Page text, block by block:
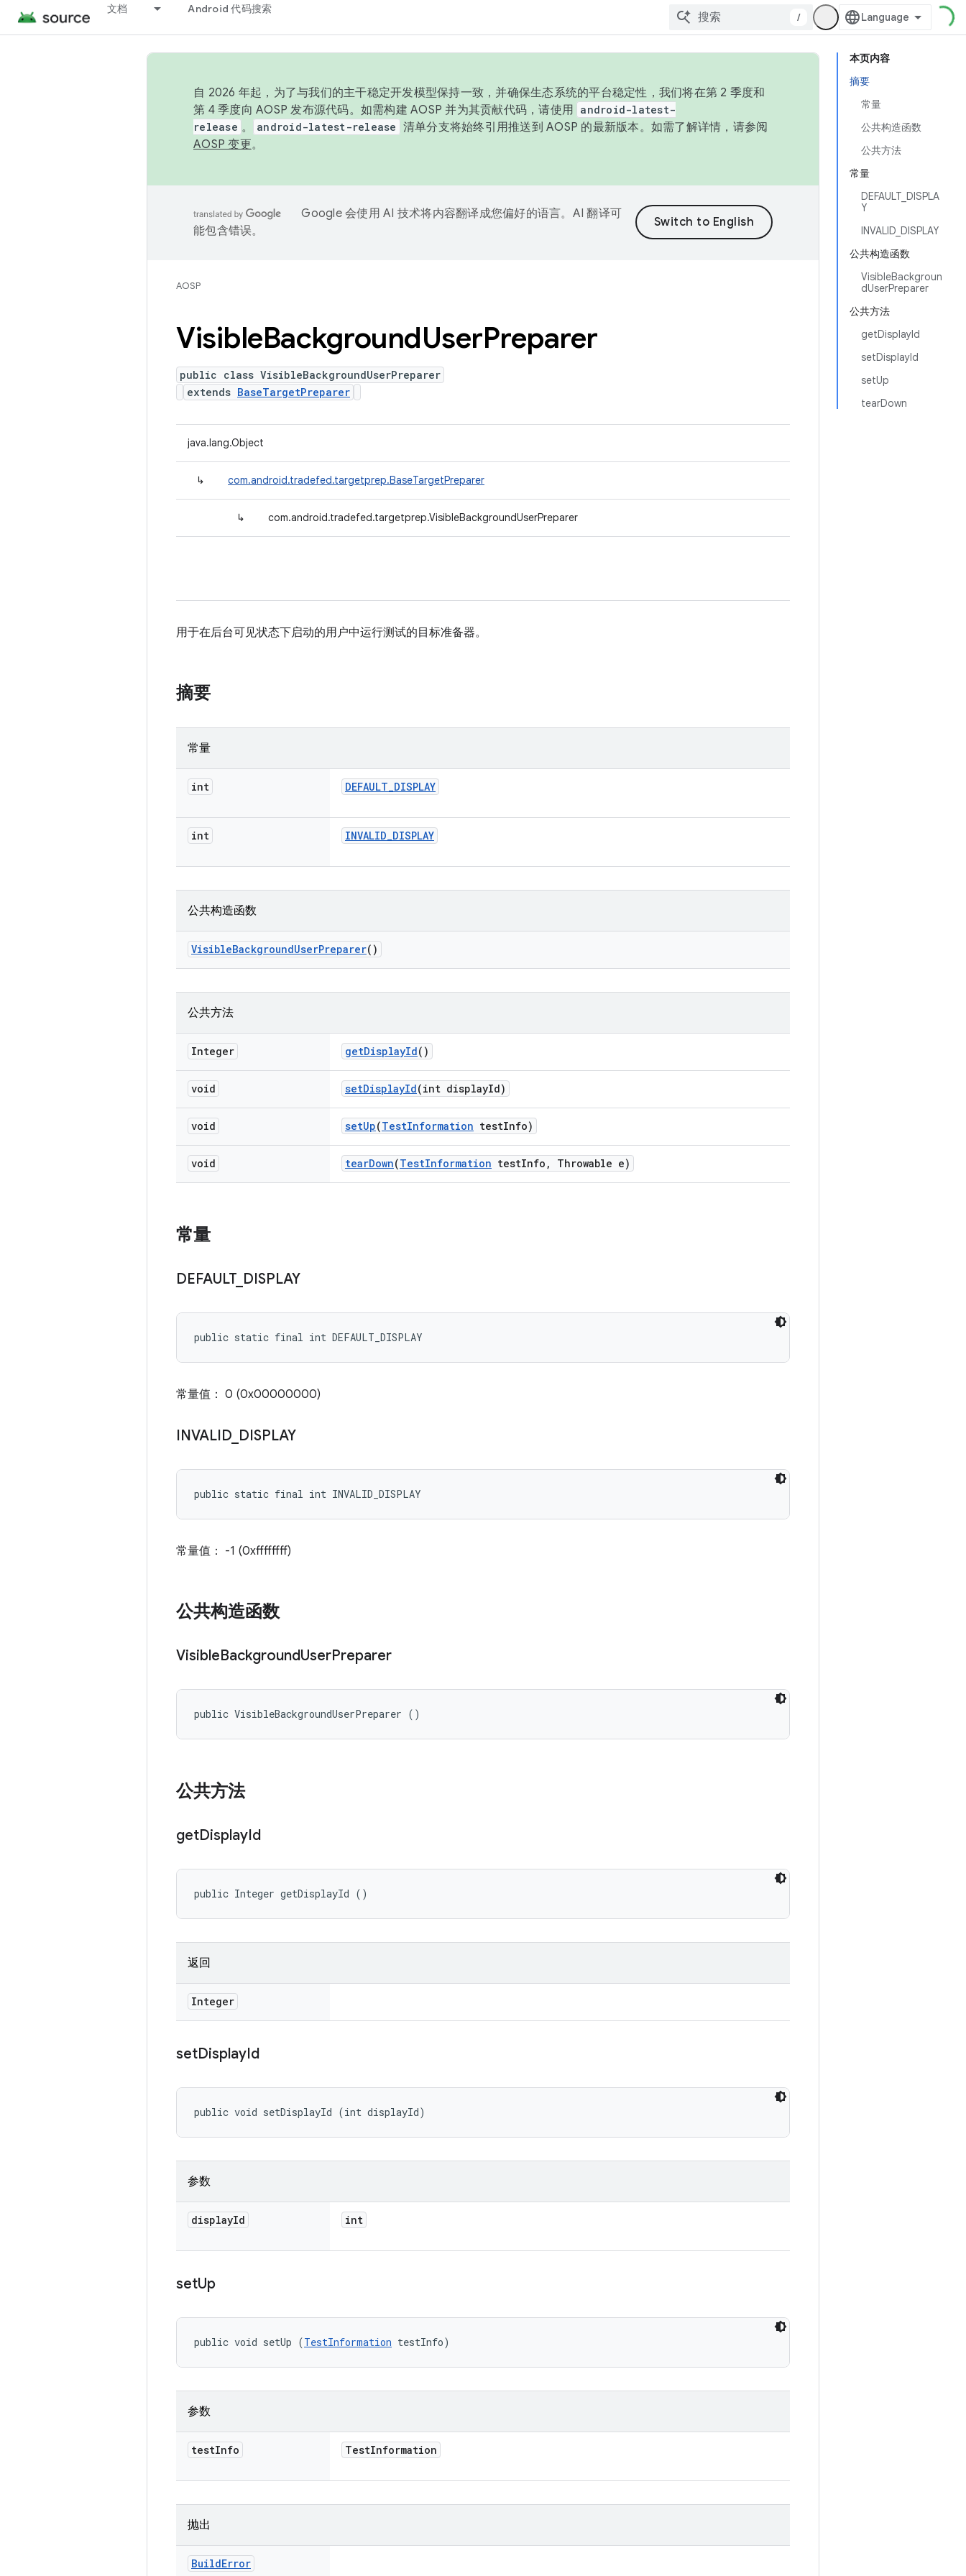
文档 Android 代码搜索
/
本页内容
摘要
常量
公共构造函数
公共方法
常量
DEFAULT_DISPLA
Y
INVALID_DISPLAY
公共构造函数
VisibleBackgroun
dUserPreparer
公共方法
getDisplayId
setDisplayId
setUp
tearDown
自 2026 年起，为了与我们的主干稳定开发模型保持一致，并确保生态系统的平台稳定性，我们将在第 2 季度和
第 4 季度向 AOSP 发布源代码。如需构建 AOSP 并为其贡献代码，请使用 android-latest-
release 。 android-latest-release 清单分支将始终引用推送到 AOSP 的最新版本。如需了解详情，请参阅
AOSP 变更。
Google 会使用 AI 技术将内容翻译成您偏好的语言。AI 翻译可
能包含错误。
AOSP
VisibleBackgroundUserPreparer
public class VisibleBackgroundUserPreparer
extends BaseTargetPreparer
java.lang.Object
↳ com.android.tradefed.targetprep.BaseTargetPreparer
↳ com.android.tradefed.targetprep.VisibleBackgroundUserPreparer
用于在后台可见状态下启动的用户中运行测试的目标准备器。
摘要
常量
int DEFAULT_DISPLAY
int INVALID_DISPLAY
公共构造函数
VisibleBackgroundUserPreparer()
公共方法
Integer getDisplayId()
void setDisplayId(int displayId)
void setUp(TestInformation testInfo)
void tearDown(TestInformation testInfo , Throwable e)
常量
DEFAULT_ DISPLAY
public static final int DEFAULT_DISPLAY
常量值： 0 (0x00000000)
INVALID DISPLAY
public static final int INVALID_DISPLAY
常量值： -1 (0xffffffff)
公共构造函数
VisibleBackgroundUserPreparer
public VisibleBackgroundUserPreparer ()
公共方法
getDisplayId
public Integer getDisplayId ()
返回
Integer
setDisplayId
public void setDisplayId (int displayId)
参数
displayId int
setUp
public void setUp (TestInformation testInfo)
参数
testInfo TestInformation
抛出
BuildError